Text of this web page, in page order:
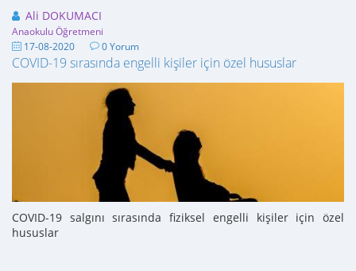
Ali DOKUMACI
Anaokulu Öğretmeni
17-08-2020 0 Yorum
COVID-19 sırasında engelli kişiler için özel hususlar
COVID-19 salgını sırasında fiziksel engelli kişiler için özel
hususlar